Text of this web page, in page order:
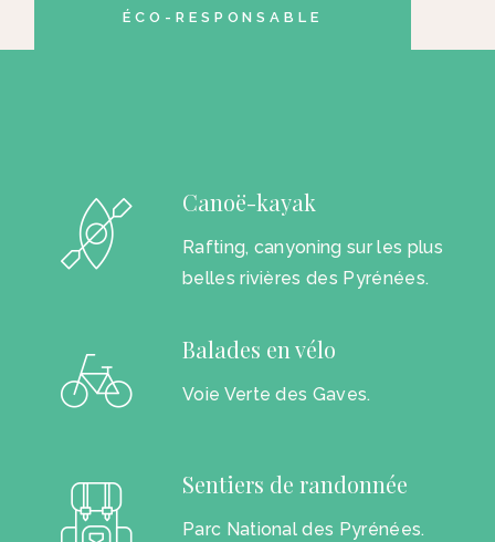
ÉCO-RESPONSABLE
Canoë-kayak
Rafting, canyoning sur les plus
belles rivières des Pyrénées.
Balades en vélo
Voie Verte des Gaves.
Sentiers de randonnée
Parc National des Pyrénées.